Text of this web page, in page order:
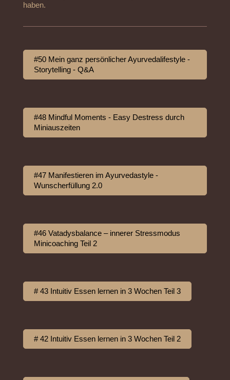
haben.
#50 Mein ganz persönlicher Ayurvedalifestyle -
Storytelling - Q&A
#48 Mindful Moments - Easy Destress durch
Miniauszeiten
#47 Manifestieren im Ayurvedastyle -
Wunscherfüllung 2.0
#46 Vatadysbalance – innerer Stressmodus
Minicoaching Teil 2
# 43 Intuitiv Essen lernen in 3 Wochen Teil 3
# 42 Intuitiv Essen lernen in 3 Wochen Teil 2